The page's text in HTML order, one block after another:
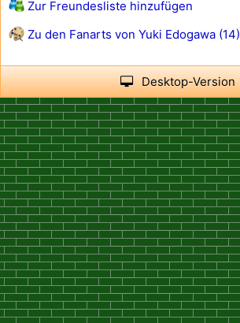
Zur Freundesliste hinzufügen
Zu den Fanarts von Yuki Edogawa (14)
Desktop-Version